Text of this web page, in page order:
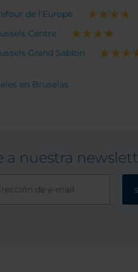
de l'Europe
Centre
Grand Sablon
en Bruselas
a nuestra